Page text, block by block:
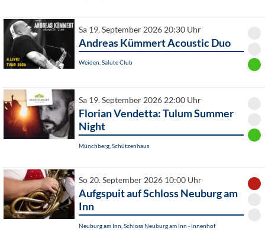
Sa 19. September 2026 20:30 Uhr
Andreas Kümmert Acoustic Duo
Weiden, Salute Club
Sa 19. September 2026 22:00 Uhr
Florian Vendetta: Tulum Summer
Night
Münchberg, Schützenhaus
So 20. September 2026 10:00 Uhr
Aufgspuit auf Schloss Neuburg am
Inn
Neuburg am Inn, Schloss Neuburg am Inn - Innenhof